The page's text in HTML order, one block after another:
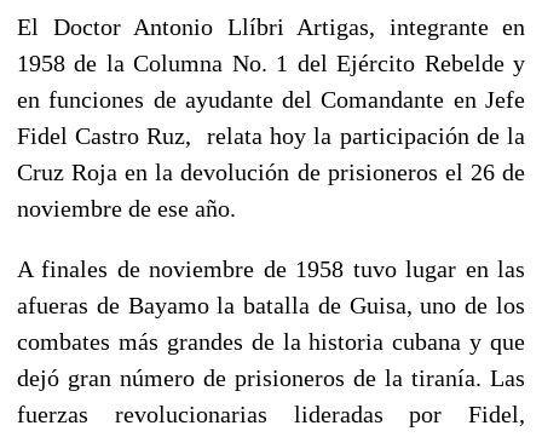
El Doctor Antonio Llíbri Artigas, integrante en
1958 de la Columna No. 1 del Ejército Rebelde y
en funciones de ayudante del Comandante en Jefe
Fidel Castro Ruz, relata hoy la participación de la
Cruz Roja en la devolución de prisioneros el 26 de
noviembre de ese año.
A finales de noviembre de 1958 tuvo lugar en las
afueras de Bayamo la batalla de Guisa, uno de los
combates más grandes de la historia cubana y que
dejó gran número de prisioneros de la tiranía. Las
fuerzas revolucionarias lideradas por Fidel,